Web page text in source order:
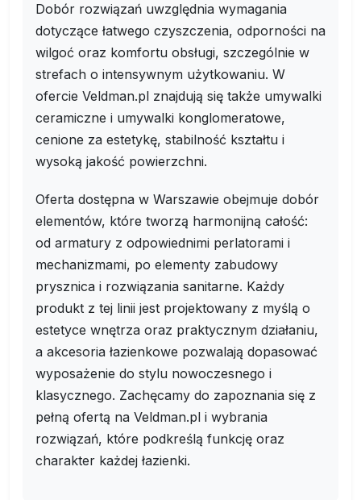
Dobór rozwiązań uwzględnia wymagania
dotyczące łatwego czyszczenia, odporności na
wilgoć oraz komfortu obsługi, szczególnie w
strefach o intensywnym użytkowaniu. W
ofercie Veldman.pl znajdują się także umywalki
ceramiczne i umywalki konglomeratowe,
cenione za estetykę, stabilność kształtu i
wysoką jakość powierzchni.
Oferta dostępna w Warszawie obejmuje dobór
elementów, które tworzą harmonijną całość:
od armatury z odpowiednimi perlatorami i
mechanizmami, po elementy zabudowy
prysznica i rozwiązania sanitarne. Każdy
produkt z tej linii jest projektowany z myślą o
estetyce wnętrza oraz praktycznym działaniu,
a akcesoria łazienkowe pozwalają dopasować
wyposażenie do stylu nowoczesnego i
klasycznego. Zachęcamy do zapoznania się z
pełną ofertą na Veldman.pl i wybrania
rozwiązań, które podkreślą funkcję oraz
charakter każdej łazienki.